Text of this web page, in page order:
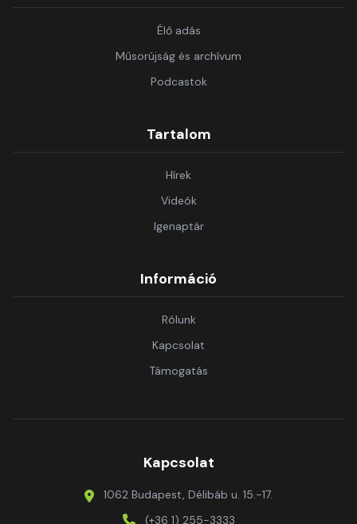
Élő adás
Műsorújság és archívum
Podcastok
Tartalom
Hírek
Videók
Igenaptár
Információ
Rólunk
Kapcsolat
Támogatás
Kapcsolat
1062 Budapest, Délibáb u. 15.-17.
(+36 1) 255-3333